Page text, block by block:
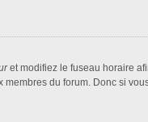
et modifiez le fuseau horaire
du forum. Donc si